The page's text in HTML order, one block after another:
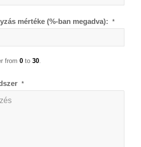
mértéke (%-ban megadva): *
from 0to 30.
*